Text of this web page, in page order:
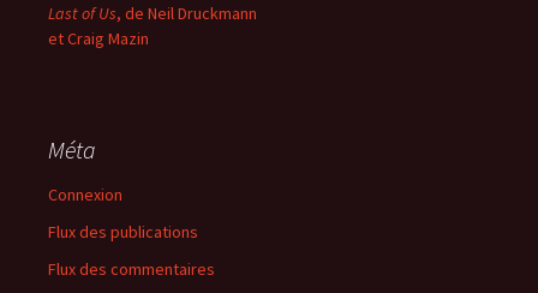
Last of Us, de Neil Druckmann
et Craig Mazin
Méta
Connexion
Flux des publications
Flux des commentaires